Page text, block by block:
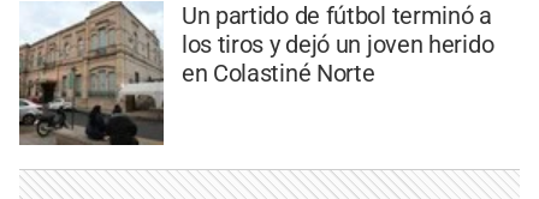
Un partido de fútbol terminó a
los tiros y dejó un joven herido
en Colastiné Norte